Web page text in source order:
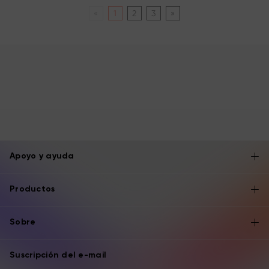
2 3 »
Apoyo y ayuda
Productos
Sobre
Suscripción del e-mail